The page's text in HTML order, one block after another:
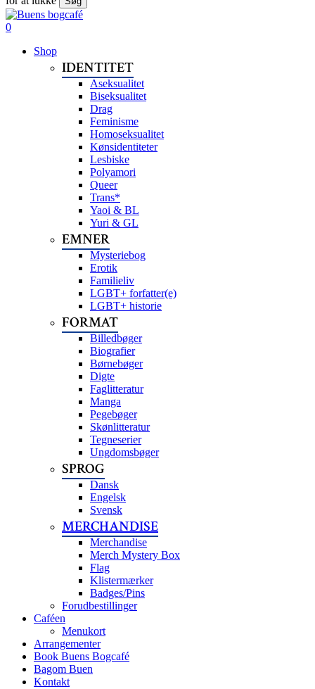
Close
Search
search
0
Shop
IDENTITET
Aseksualitet
Biseksualitet
Drag
Feminisme
Homoseksualitet
Kønsidentiteter
Lesbiske
Polyamori
Queer
Trans*
Yaoi & BL
Yuri & GL
EMNER
Mysteriebog
Erotik
Familieliv
LGBT+ forfatter(e)
LGBT+ historie
FORMAT
Billedbøger
Biografier
Børnebøger
Digte
Faglitteratur
Manga
Pegebøger
Skønlitteratur
Tegneserier
Ungdomsbøger
SPROG
Dansk
Engelsk
Svensk
MERCHANDISE
Merchandise
Merch Mystery Box
Flag
Klistermærker
Badges/Pins
Forudbestillinger
Caféen
Menukort
Arrangementer
Book Buens Bogcafé
Bagom Buen
Kontakt